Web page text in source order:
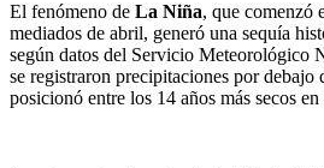
El fenómeno de La Niña, que comenzó
mediados de abril, generó una sequía
según datos del Servicio Meteorológico
se registraron precipitaciones por
posicionó entre los 14 años más secos en